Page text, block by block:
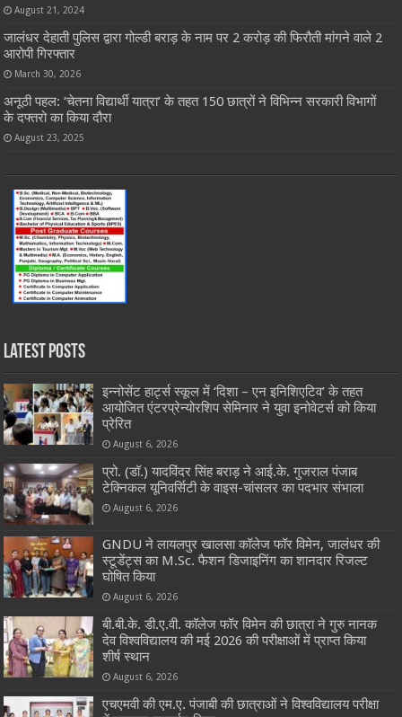
August 21, 2024
जालंधर देहाती पुलिस द्वारा गोल्डी बराड़ के नाम पर 2 करोड़ की फिरौती मांगने वाले 2
आरोपी गिरफ्तार
March 30, 2026
अनूठी पहल: ‘चेतना विद्यार्थी यात्रा’ के तहत 150 छात्रों ने विभिन्न सरकारी विभागों
के दफ्तरो का किया दौरा
August 23, 2025
Latest Posts
इन्नोसेंट हार्ट्स स्कूल में ‘दिशा – एन इनिशिएटिव’ के तहत
आयोजित एंटरप्रेन्योरशिप सेमिनार ने युवा इनोवेटर्स को किया
प्रेरित
August 6, 2026
प्रो. (डॉ.) यादविंदर सिंह बराड़ ने आई.के. गुजराल पंजाब
टेक्निकल यूनिवर्सिटी के वाइस-चांसलर का पदभार संभाला
August 6, 2026
GNDU ने लायलपुर खालसा कॉलेज फॉर विमेन, जालंधर की
स्टूडेंट्स का M.Sc. फैशन डिजाइनिंग का शानदार रिजल्ट
घोषित किया
August 6, 2026
बी.बी.के. डी.ए.वी. कॉलेज फॉर विमेन की छात्रा ने गुरु नानक
देव विश्वविद्यालय की मई 2026 की परीक्षाओं में प्राप्त किया
शीर्ष स्थान
August 6, 2026
एचएमवी की एम.ए. पंजाबी की छात्राओं ने विश्वविद्यालय परीक्षा